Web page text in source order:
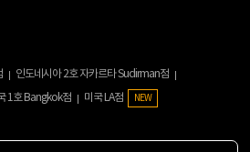
인도네시아 2호 자카르타 Sudirman점
1호 Bangkok점 미국 LA점 NEW